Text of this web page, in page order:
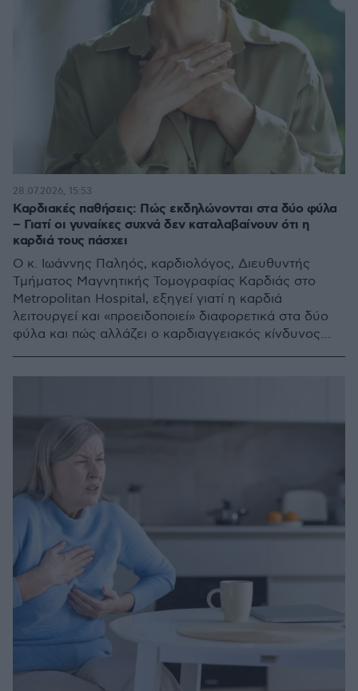
Καρδιακές παθήσεις: Πώς εκδηλώνονται στα δύο φύλα
– Γιατί οι γυναίκες συχνά δεν καταλαβαίνουν ότι η
καρδιά τους πάσχει
Ο κ. Ιωάννης Παληός, καρδιολόγος, Διευθυντής
Τμήματος Μαγνητικής Τομογραφίας Καρδιάς στο
Metropolitan Hospital, εξηγεί γιατί η καρδιά
λειτουργεί και «προειδοποιεί» διαφορετικά στα δύο
φύλα και πώς αλλάζει ο καρδιαγγειακός κίνδυνος
28.07.2026, 15:53